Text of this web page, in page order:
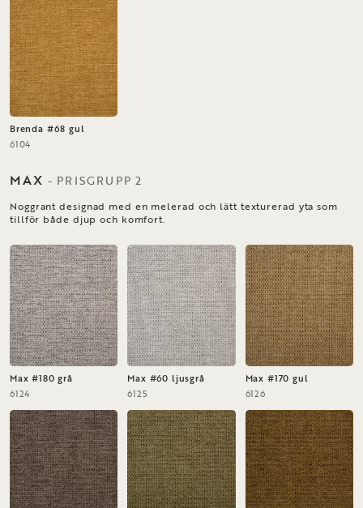
Brenda #68 gul
6104
MAX - PRISGRUPP 2
Noggrant designad med en melerad och lätt texturerad yta som
tillför både djup och komfort.
Max #180 grå
6124
Max #60 ljusgrå
6125
Max #170 gul
6126